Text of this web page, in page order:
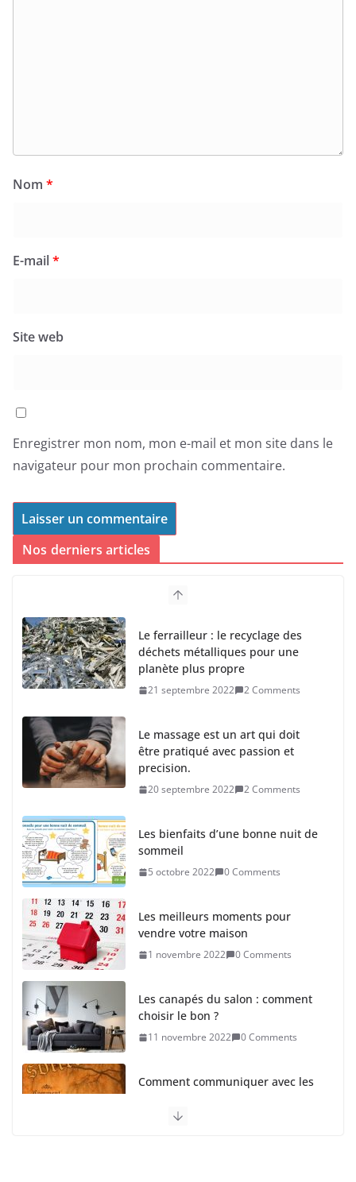
Nom *
E-mail*
Site web
Enregistrer mon nom, mon e-mail et mon site dans le
navigateur pour mon prochain commentaire.
Nos derniers articles
Le ferrailleur : le recyclage des
déchets métalliques pour une
planète plus propre
21 septembre 2022 2 Comments
Le massage est un art qui doit
être pratiqué avec passion et
precision.
20 septembre 2022 2 Comments
Les bienfaits d’une bonne nuit de
sommeil
5 octobre 2022 0 Comments
Les meilleurs moments pour
vendre votre maison
1 novembre 2022 0 Comments
Les canapés du salon : comment
choisir le bon ?
11 novembre 2022 0 Comments
Comment communiquer avec les
et les passionnés